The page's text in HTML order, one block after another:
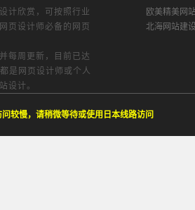
计欣赏 ，可按照行业
页设计师必备的网页
每周更新，目前已达
是网页设计师或个人
设计。
欧美精美网
北海网站建
问较慢，请稍微等待或使用日本线路访问